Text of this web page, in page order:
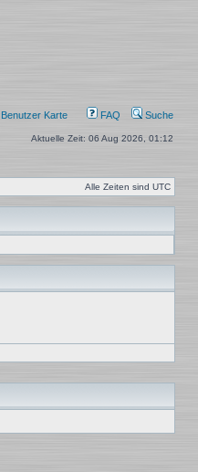
Benutzer Karte FAQ Suche
Aktuelle Zeit: 06 Aug 2026, 01:12
Alle Zeiten sind UTC